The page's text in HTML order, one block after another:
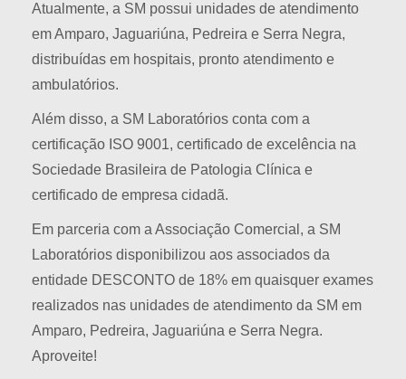
Atualmente, a SM possui unidades de atendimento
em Amparo, Jaguariúna, Pedreira e Serra Negra,
distribuídas em hospitais, pronto atendimento e
ambulatórios.
Além disso, a SM Laboratórios conta com a
certificação ISO 9001, certificado de excelência na
Sociedade Brasileira de Patologia Clínica e
certificado de empresa cidadã.
Em parceria com a Associação Comercial, a SM
Laboratórios disponibilizou aos associados da
entidade DESCONTO de 18% em quaisquer exames
realizados nas unidades de atendimento da SM em
Amparo, Pedreira, Jaguariúna e Serra Negra.
Aproveite!